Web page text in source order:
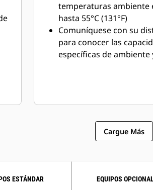
temperaturas ambiente
hasta 55°C (131°F)
Comuníquese con su
para conocer las
específicas de ambiente
Cargue Más
ESTÁNDAR EQUIPOS